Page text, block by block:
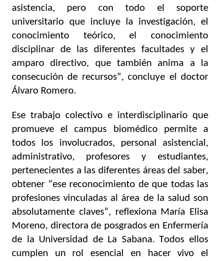
asistencia, pero con todo el soporte
universitario que incluye la investigación, el
conocimiento teórico, el conocimiento
disciplinar de las diferentes facultades y el
amparo directivo, que también anima a la
consecución de recursos”, concluye el doctor
Álvaro Romero.
Ese trabajo colectivo e interdisciplinario que
promueve el campus biomédico permite a
todos los involucrados, personal asistencial,
administrativo, profesores y estudiantes,
pertenecientes a las diferentes áreas del saber,
obtener “ese reconocimiento de que todas las
profesiones vinculadas al área de la salud son
absolutamente claves”, reflexiona María Elisa
Moreno, directora de posgrados en Enfermería
de la Universidad de La Sabana. Todos ellos
cumplen un rol esencial en hacer vivo el